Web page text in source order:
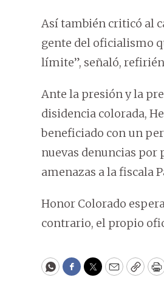
Así también criticó al
gente del oficialismo
límite”, señaló,
Ante la presión y la
disidencia colorada,
beneficiado con un
nuevas denuncias por
amenazas a la fiscala
Honor Colorado
contrario, el propio
WhatsApp
Facebook
Twitter
EmailCopy